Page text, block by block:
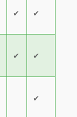
✔ ✔
✔ ✔
✔